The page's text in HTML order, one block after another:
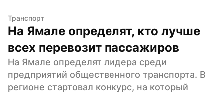
Транспорт
На Ямале определят, кто лучше
всех перевозит пассажиров
На Ямале определят лидера среди
предприятий общественного транспорта. В
регионе стартовал конкурс, на который